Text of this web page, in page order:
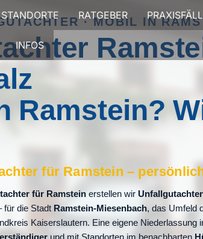
STANDORTE RATGEBER
INFOS
· MOBIL IN
Ramstein?
für Ramstein –
für Ramstein erstellen wir
für die Stadt Ramstein-Miesenbach, das Umfeld
Kaiserslautern. Eine eigene Niederlassung
und mit Standorten im benachbarten